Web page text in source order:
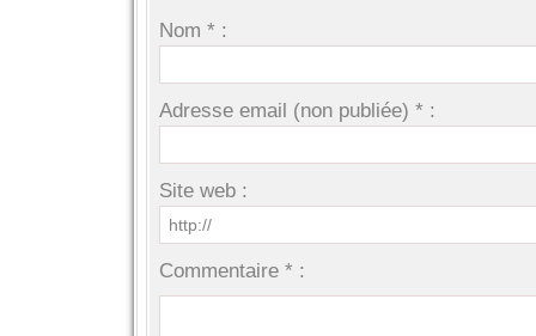
Nom * :
Adresse email (non publiée) * :
Site web :
Commentaire * :